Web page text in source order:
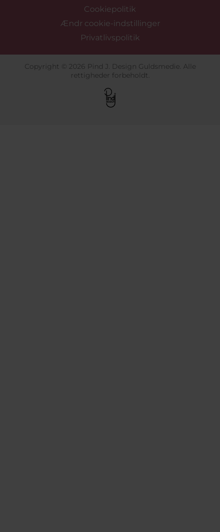
Cookiepolitik
Ændr cookie-indstillinger
Privatlivspolitik
Copyright © 2026 Pind J. Design Guldsmedie. Alle
rettigheder forbeholdt.